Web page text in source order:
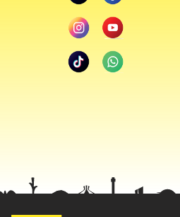
de pecúnia, que deve ser
que está previsto, para
de R$ 11,3 milhões referentes à